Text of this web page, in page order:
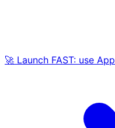
🚀 Launch FAST: use